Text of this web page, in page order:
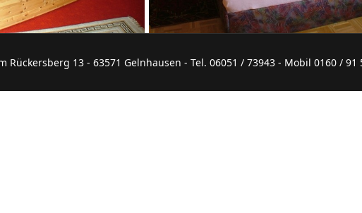
Rückersberg 13 - 63571 Gelnhausen - Tel. 06051 / 73943 - Mobil 0160 / 91